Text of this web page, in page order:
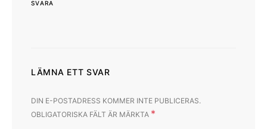
SVARA
LÄMNA ETT SVAR
DIN E-POSTADRESS KOMMER INTE PUBLICERAS.
OBLIGATORISKA FÄLT ÄR MÄRKTA *